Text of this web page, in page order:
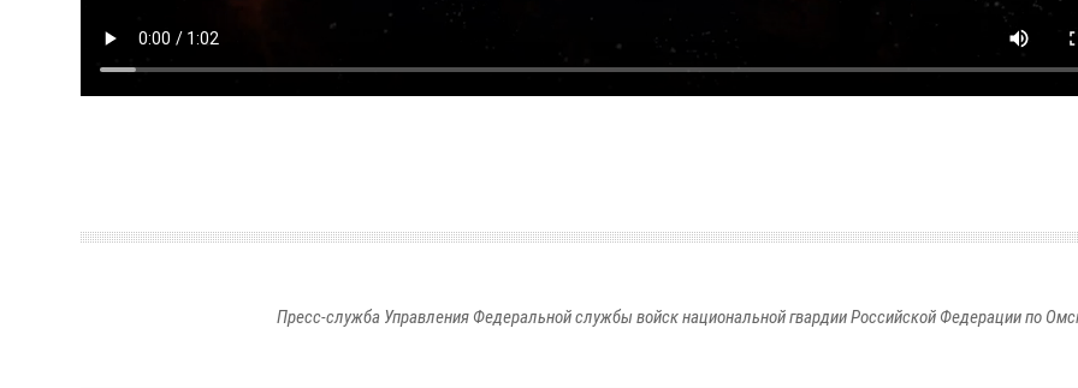
Пресс-служба Управления Федеральной службы войск национальной гвардии Российской Федерации по